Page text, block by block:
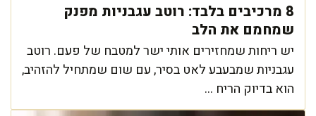
8 מרכיבים בלבד: רוטב עגבניות מפנק
שמחמם את הלב
יש ריחות שמחזירים אותי ישר למטבח של פעם. רוטב
עגבניות שמבעבע לאט בסיר, עם שום שמתחיל להזהיב,
הוא בדיוק הריח ...